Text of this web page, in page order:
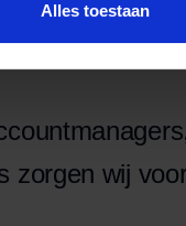
Alles toestaan
zorgen wij